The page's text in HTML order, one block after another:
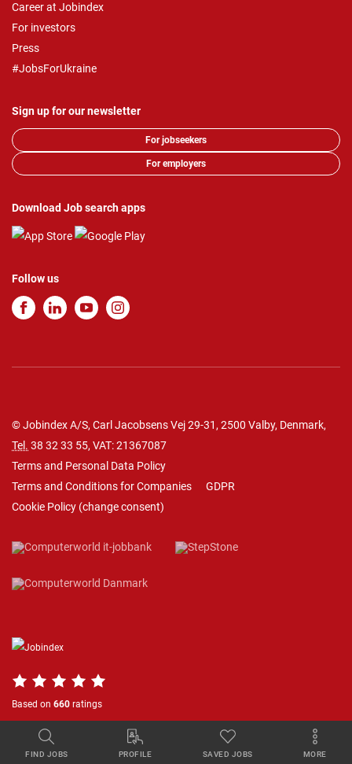
FIND JOBS PROFILE SAVED JOBS MORE
Career at Jobindex
For investors
Press
#JobsForUkraine
Sign up for our newsletter
For jobseekers
For employers
Download Job search apps
Follow us
© Jobindex A/S, Carl Jacobsens Vej 29-31, 2500 Valby, Denmark,
Tel. 38 32 33 55, VAT: 21367087
Terms and Personal Data Policy
Terms and Conditions for Companies
GDPR
Cookie Policy (change consent)
Based on 660 ratings